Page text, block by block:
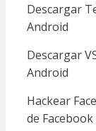
Descargar
Android
Descargar
Android
Hackear
de Facebook